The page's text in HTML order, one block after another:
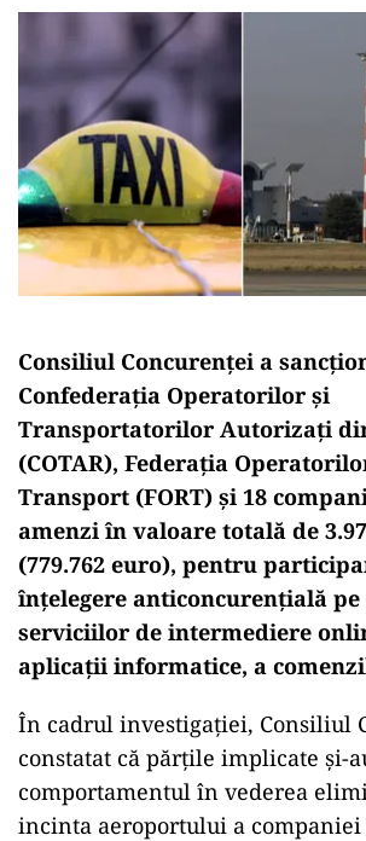
Consiliul Concurenței a
Confederaţia Operatorilor şi
Transportatorilor Autorizaţi
(COTAR), Federația
Transport (FORT) și 18
amenzi în valoare totală de
(779.762 euro), pentru
înțelegere anticoncurențială
serviciilor de intermediere
aplicații informatice, a
În cadrul investigației, Consiliul
constatat că părțile implicate și-
comportamentul în vederea
incinta aeroportului a companiei